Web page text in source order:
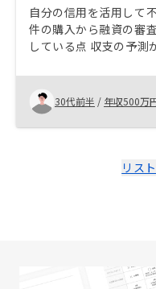
自分の信用を活用して
件の購入から融資の審
している点 収支の予測
投資である点 契約の
完結できる点
30代前半 / 年収500万
リス